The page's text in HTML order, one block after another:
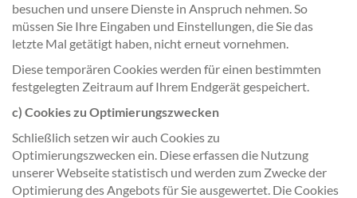
besuchen und unsere Dienste in Anspruch nehmen. So
müssen Sie Ihre Eingaben und Einstellungen, die Sie das
letzte Mal getätigt haben, nicht erneut vornehmen.
Diese temporären Cookies werden für einen bestimmten
festgelegten Zeitraum auf Ihrem Endgerät gespeichert.
c) Cookies zu Optimierungszwecken
Schließlich setzen wir auch Cookies zu
Optimierungszwecken ein. Diese erfassen die Nutzung
unserer Webseite statistisch und werden zum Zwecke der
Optimierung des Angebots für Sie ausgewertet. Die Cookies